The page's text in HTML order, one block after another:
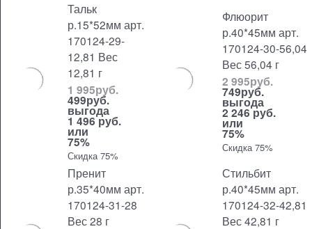
Тальк
р.15*52мм арт.
170124-29-
12,81 Вес
12,81 г
1 995руб.
499руб.
выгода
1 496 руб.
или
75%
Скидка 75%
Флюорит
р.40*45мм арт.
170124-30-56,04
Вес 56,04 г
2 995руб.
749руб.
выгода
2 246 руб.
или
75%
Скидка 75%
Пренит
р.35*40мм арт.
170124-31-28
Вес 28 г
Стильбит
р.40*45мм арт.
170124-32-42,81
Вес 42,81 г